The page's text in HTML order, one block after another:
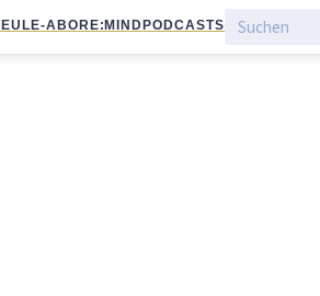
EULE-ABO RE:MIND PODCASTS